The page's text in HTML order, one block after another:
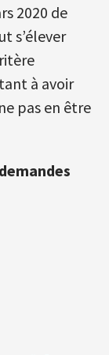
2020 de
s’élever
à avoir
pas en être